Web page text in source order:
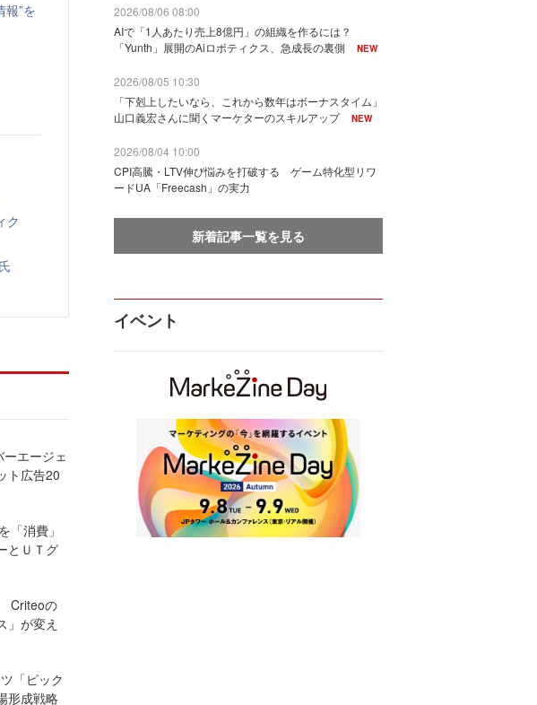
”を
ク
ーエージェ
ト広告20
「消費」
とＵＴグ
Criteoの
」が変え
「ピック
形成戦略
2026/08/06 08:00
AIで「1人あたり売上8億円」の組織を作るには？
「Yunth」展開のAiロボティクス、急成長の裏側
NEW
2026/08/05 10:30
「下剋上したいなら、これから数年はボーナスタイム」
山口義宏さんに聞くマーケターのスキルアップ
NEW
2026/08/04 10:00
CPI高騰・LTV伸び悩みを打破する ゲーム特化型リワ
ードUA「Freecash」の実力
新着記事一覧を見る
イベント